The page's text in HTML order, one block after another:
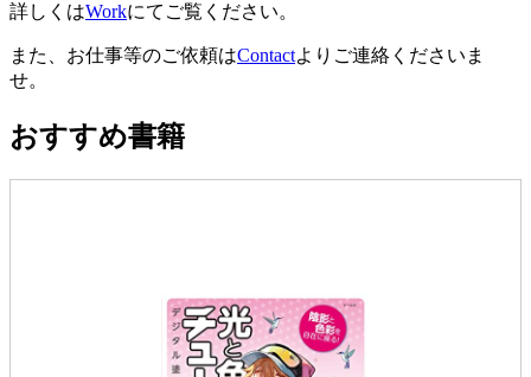
詳しくはWorkにてご覧ください。
また、お仕事等のご依頼はContactよりご連絡くださいま
せ。
おすすめ書籍